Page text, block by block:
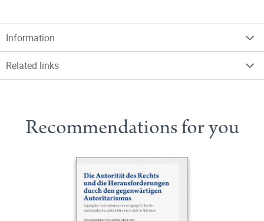
Information
Related links
Recommendations for you